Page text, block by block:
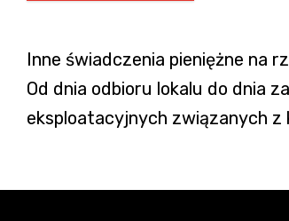
Inne świadczenia pieniężne na
Od dnia odbioru lokalu do dnia
eksploatacyjnych związanych z